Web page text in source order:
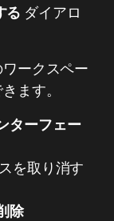
る ダイアロ
ークスペー
ます。
ターフェー
を取り消す
除